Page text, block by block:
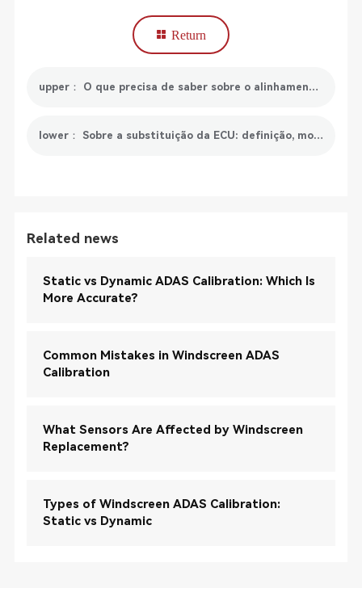
Return
upper： O que precisa de saber sobre o alinhamento do volante
lower： Sobre a substituição da ECU: definição, motivos e processo
Related news
Static vs Dynamic ADAS Calibration: Which Is
More Accurate?
Common Mistakes in Windscreen ADAS
Calibration
What Sensors Are Affected by Windscreen
Replacement?
Types of Windscreen ADAS Calibration:
Static vs Dynamic